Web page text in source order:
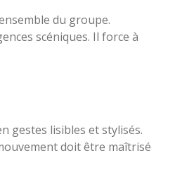
du groupe.
scéniques. Il force à
gestes lisibles et stylisés.
doit être maîtrisé